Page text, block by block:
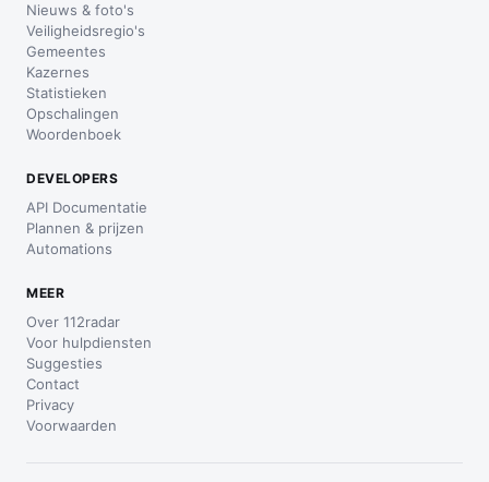
Nieuws & foto's
Veiligheidsregio's
Gemeentes
Kazernes
Statistieken
Opschalingen
Woordenboek
DEVELOPERS
API Documentatie
Plannen & prijzen
Automations
MEER
Over 112radar
Voor hulpdiensten
Suggesties
Contact
Privacy
Voorwaarden